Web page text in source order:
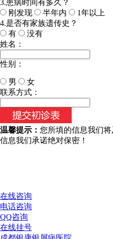
3.患病时间有多久？
刚发现
半年内
1年以上
4.是否有家族遗传史？
有
没有
姓名：
性别：
男
女
今天日期：
联系方式：
温馨提示： 您所填的信息我们
信息我们承诺绝对保密！
在线咨询
电话咨询
QQ咨询
在线挂号